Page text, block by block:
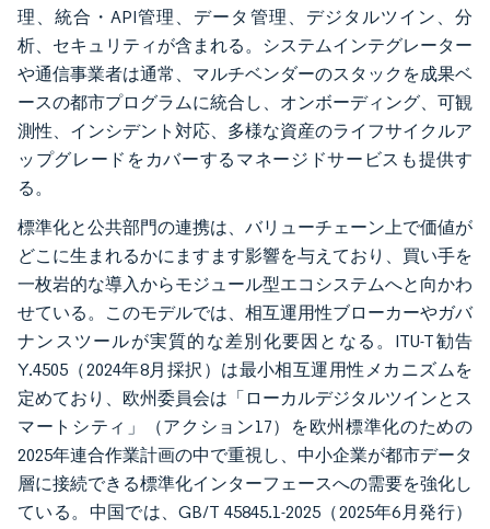
理、統合・API管理、データ管理、デジタルツイン、分
析、セキュリティが含まれる。システムインテグレーター
や通信事業者は通常、マルチベンダーのスタックを成果ベ
ースの都市プログラムに統合し、オンボーディング、可観
測性、インシデント対応、多様な資産のライフサイクルア
ップグレードをカバーするマネージドサービスも提供す
る。
標準化と公共部門の連携は、バリューチェーン上で価値が
どこに生まれるかにますます影響を与えており、買い手を
一枚岩的な導入からモジュール型エコシステムへと向かわ
せている。このモデルでは、相互運用性ブローカーやガバ
ナンスツールが実質的な差別化要因となる。ITU-T勧告
Y.4505（2024年8月採択）は最小相互運用性メカニズムを
定めており、欧州委員会は「ローカルデジタルツインとス
マートシティ」（アクション17）を欧州標準化のための
2025年連合作業計画の中で重視し、中小企業が都市データ
層に接続できる標準化インターフェースへの需要を強化し
ている。中国では、GB/T 45845.1-2025（2025年6月発行）